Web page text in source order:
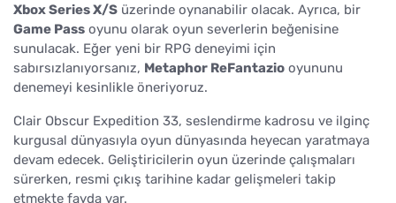
Xbox Series X/S üzerinde oynanabilir olacak. Ayrıca, bir
Game Pass oyunu olarak oyun severlerin beğenisine
sunulacak. Eğer yeni bir RPG deneyimi için
sabırsızlanıyorsanız, Metaphor ReFantazio oyununu
denemeyi kesinlikle öneriyoruz.
Clair Obscur Expedition 33, seslendirme kadrosu ve ilginç
kurgusal dünyasıyla oyun dünyasında heyecan yaratmaya
devam edecek. Geliştiricilerin oyun üzerinde çalışmaları
sürerken, resmi çıkış tarihine kadar gelişmeleri takip
etmekte fayda var.